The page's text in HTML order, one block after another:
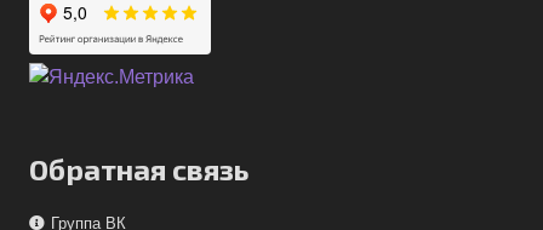
Обратная связь
Группа ВК